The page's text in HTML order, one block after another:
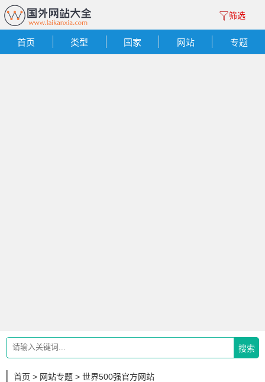
筛选
首页 类型 国家 网站 专题
搜索
首页 > 网站专题 > 世界500强官方网站